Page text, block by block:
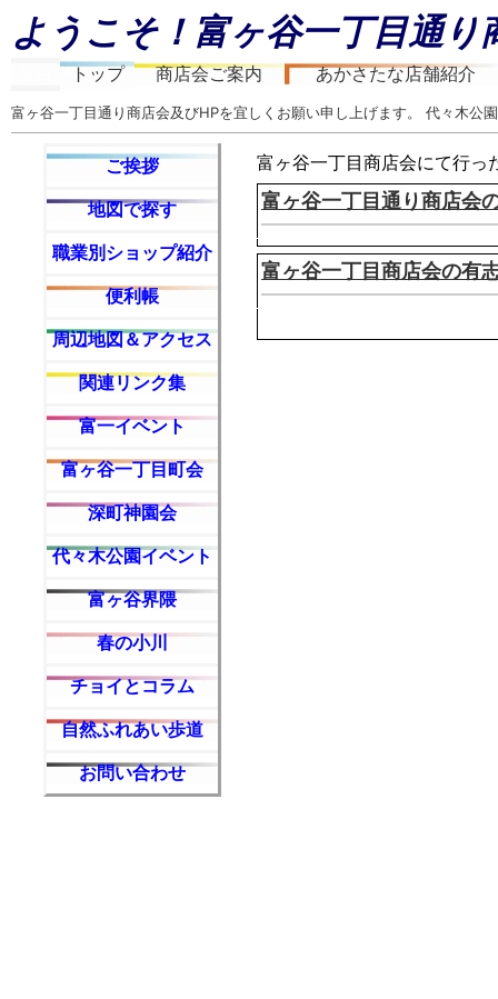
ようこそ！富ヶ谷一丁目通り
トップ 商店会ご案内 あかさたな店舗紹介
富ヶ谷一丁目通り商店会及びHPを宜しくお願い申し上げます。 代々木公
ご挨拶
地図で探す
職業別ショップ紹介
便利帳
周辺地図＆アクセス
関連リンク集
富一イベント
富ヶ谷一丁目町会
深町神園会
代々木公園イベント
富ヶ谷界隈
春の小川
チョイとコラム
自然ふれあい歩道
お問い合わせ
富ヶ谷一丁目商店会にて行っ
富ヶ谷一丁目通り商店会
富ヶ谷一丁目商店会の有